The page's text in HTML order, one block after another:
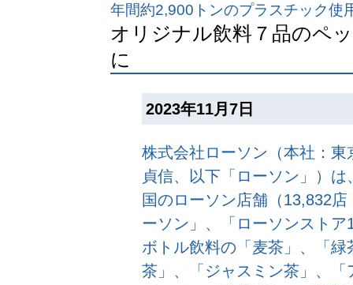
年間約2,900トンのプラスチック使
オリジナル飲料７品のペ
に
2023年11月7日
株式会社ローソン（本社：
貞信、以下「ローソン」）
国のローソン店舗（13,832
ーソン」、「ローソンスト
ボトル飲料の「麦茶」、「
茶」、「ジャスミン茶」、